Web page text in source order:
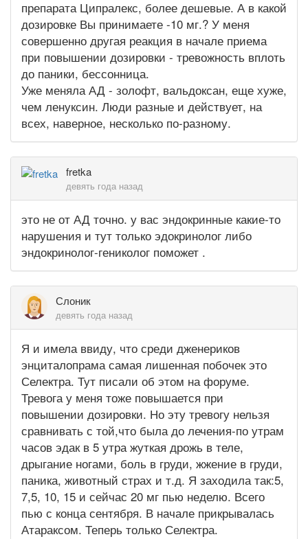
препарата Ципралекс, более дешевые. А в какой
дозировке Вы принимаете -10 мг.? У меня
совершенно другая реакция в начале приема
при повышении дозировки - тревожность вплоть
до паники, бессонница.
Уже меняла АД - золофт, вальдоксан, еще хуже,
чем ленуксин. Люди разные и действует, на
всех, наверное, несколько по-разному.
fretka
девять года назад
это не от АД точно. у вас эндокринные какие-то
нарушения и тут только эдокринолог либо
эндокринолог-гениколог поможет .
Слоник
девять года назад
Я и имела ввиду, что среди дженериков
энциталопрама самая лишенная побочек это
Селектра. Тут писали об этом на форуме.
Тревога у меня тоже повышается при
повышении дозировки. Но эту тревогу нельзя
сравнивать с той,что была до лечения-по утрам
часов эдак в 5 утра жуткая дрожь в теле,
дрыгание ногами, боль в груди, жжение в груди,
паника, животный страх и т.д. Я заходила так:5,
7,5, 10, 15 и сейчас 20 мг пью неделю. Всего
пью с конца сентября. В начале прикрывалась
Атараксом. Теперь только Селектра.